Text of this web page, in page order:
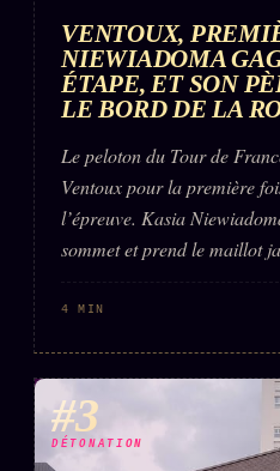
VENTOUX,
NIEWIADOMA
ÉTAPE, ET SON
LE BORD DE LA
Le peloton du Tour de
Ventoux pour la première
l’épreuve. Kasia
sommet et prend le maillot
4 MIN
#3
DÉTONATION